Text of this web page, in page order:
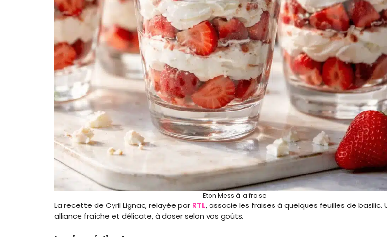
Eton Mess à la fraise
La recette de Cyril Lignac, relayée par RTL, associe les fraises à quelques feuilles de basilic.
alliance fraîche et délicate, à doser selon vos goûts.